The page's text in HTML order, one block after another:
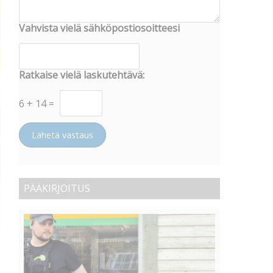
Vahvista vielä sähköpostiosoitteesi
Ratkaise vielä laskutehtävä:
6 + 14 =
Lähetä vastaus
PÄÄKIRJOITUS